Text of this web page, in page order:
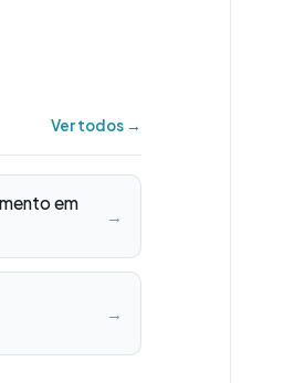
Ver todos →
em
→
→